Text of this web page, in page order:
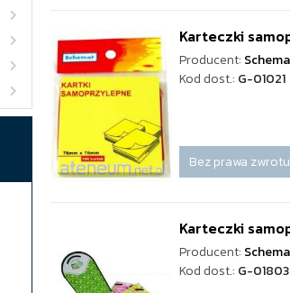
Karteczki
Producent:
Kod dost.: G-01021
Bez prawa zwrotu
Karteczki
Producent:
Kod dost.: G-01803